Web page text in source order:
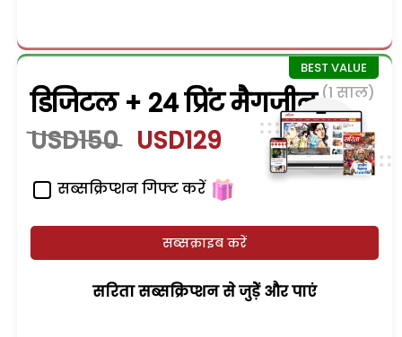
डिजिटल + 24 प्रिंट मैगजीन (1 साल)
USD150 USD129
सब्सक्रिप्शन गिफ्ट करें
सब्सक्राइब करें
सरिता सब्सक्रिप्शन से जुड़ेें और पाएं